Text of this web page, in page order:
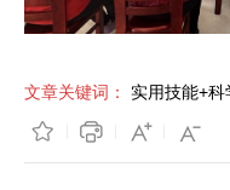
文章关键词： 实用技能+科